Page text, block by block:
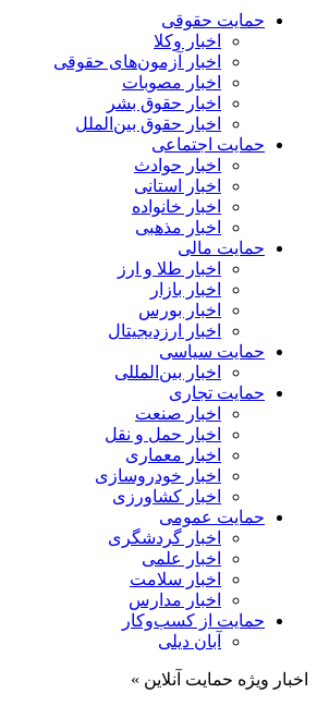
حمایت حقوقی
اخبار وکلا
اخبار آزمون‌های حقوقی
اخبار مصوبات
اخبار حقوق بشر
اخبار حقوق بین‌الملل
حمایت اجتماعی
اخبار حوادث
اخبار استانی
اخبار خانواده
اخبار مذهبی
حمایت مالی
اخبار طلا و ارز
اخبار بازار
اخبار بورس
اخبار ارزدیجیتال
حمایت سیاسی
اخبار بین‌المللی
حمایت تجاری
اخبار صنعت
اخبار حمل و نقل
اخبار معماری
اخبار خودروسازی
اخبار کشاورزی
حمایت عمومی
اخبار گردشگری
اخبار علمی
اخبار سلامت
اخبار مدارس
حمایت از کسب‌وکار
آبان دیلی
اخبار ویژه حمایت آنلاین »